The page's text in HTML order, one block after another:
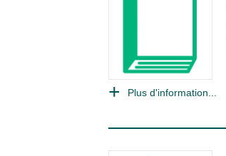
Plus d'information...